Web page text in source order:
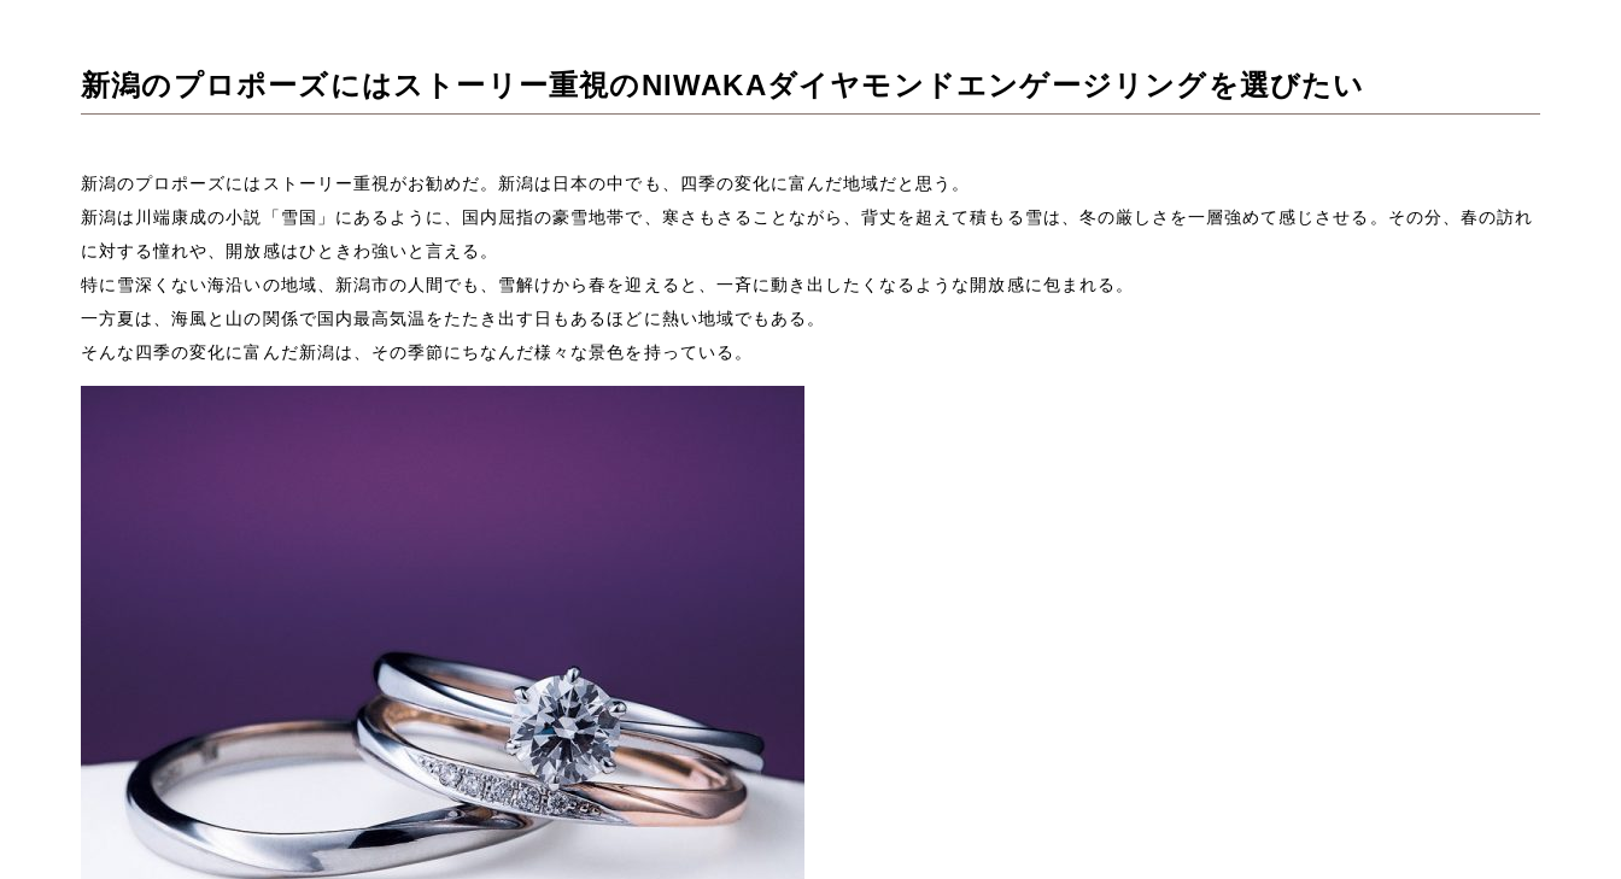
新潟のプロポーズにはストーリー重視のNIWAKAダイヤモンドエンゲージリングを選びたい
新潟のプロポーズにはストーリー重視がお勧めだ。新潟は日本の中でも、四季の変化に富んだ地域だと思う。
新潟は川端康成の小説「雪国」にあるように、国内屈指の豪雪地帯で、寒さもさることながら、背丈を超えて積もる雪は、冬の厳しさを一層強めて感じさせる。その分、春の訪れ
に対する憧れや、開放感はひときわ強いと言える。
特に雪深くない海沿いの地域、新潟市の人間でも、雪解けから春を迎えると、一斉に動き出したくなるような開放感に包まれる。
一方夏は、海風と山の関係で国内最高気温をたたき出す日もあるほどに熱い地域でもある。
そんな四季の変化に富んだ新潟は、その季節にちなんだ様々な景色を持っている。